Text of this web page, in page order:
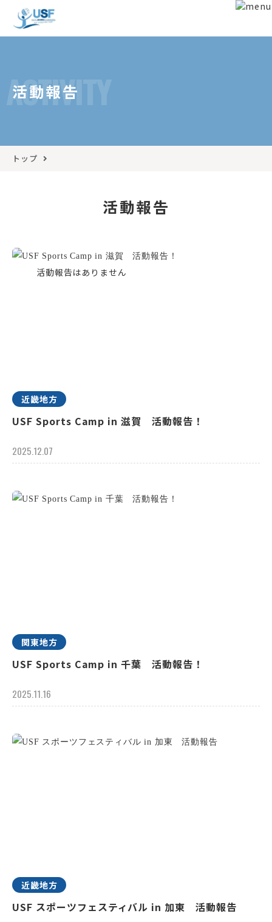
ACTIVITY
活動報告
トップ
活動報告
近畿地方
USF Sports Camp in 滋賀 活動報告！
2025.12.07
関東地方
USF Sports Camp in 千葉 活動報告！
2025.11.16
近畿地方
USF スポーツフェスティバル in 加東 活動報告